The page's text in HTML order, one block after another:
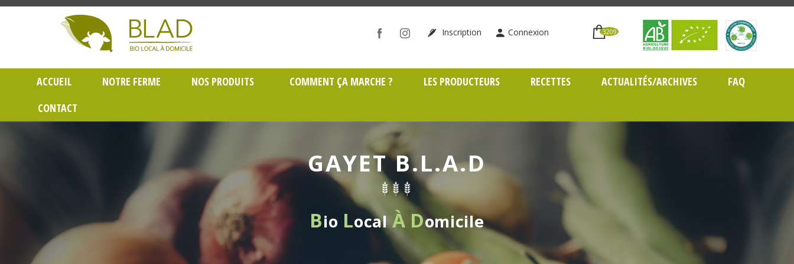
Inscription Connexion 3209
ACCUEIL NOTRE FERME NOS PRODUITS COMMENT ÇA MARCHE ? LES PRODUCTEURS RECETTES ACTUALITÉS/ARCHIVES
FAQ
CONTACT
GAYET B.L.A.D
Bio LocalÀ Domicile